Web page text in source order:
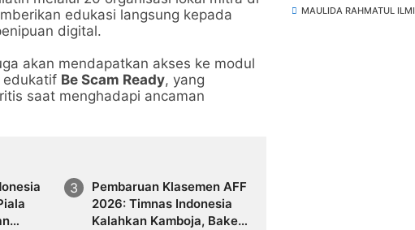
edukasi langsung kepada
digital.
akan mendapatkan akses ke modul
edukatif Be Scam Ready, yang
saat menghadapi ancaman
Pembaruan Klasemen AFF
2026: Timnas Indonesia
Kalahkan Kamboja, Baker
MAULIDA RAHMATUL ILMI